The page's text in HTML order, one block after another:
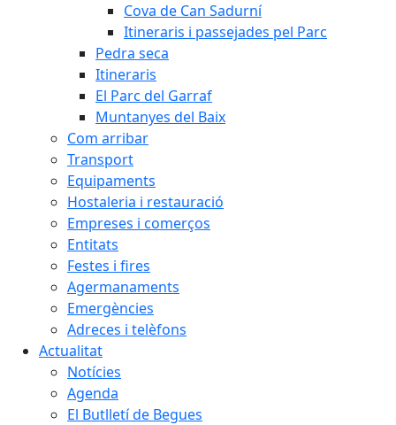
Cova de Can Sadurní
Itineraris i passejades pel Parc
Pedra seca
Itineraris
El Parc del Garraf
Muntanyes del Baix
Com arribar
Transport
Equipaments
Hostaleria i restauració
Empreses i comerços
Entitats
Festes i fires
Agermanaments
Emergències
Adreces i telèfons
Actualitat
Notícies
Agenda
El Butlletí de Begues